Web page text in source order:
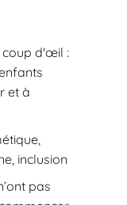
coup d'œil :
et à
inclusion
pas